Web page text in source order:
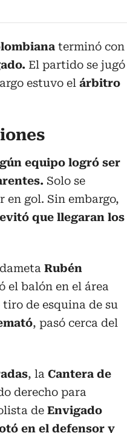
terminó con
El partido se jugó
estuvo el árbitro
equipo logró ser
Solo se
gol. Sin embargo,
que llegaran los
Rubén
el balón en el área
de esquina de su
, pasó cerca del
, la Cantera de
derecho para
de Envigado
en el defensor y